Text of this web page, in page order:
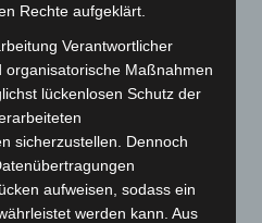
Autofahrer mit 3,17
dem Verkehr gezogen
Rechte aufgeklärt.
Verantwortlicher
organisatorische Maßnahmen
lückenlosen Schutz der
sicherzustellen. Dennoch
aufweisen, sodass ein
werden kann. Aus